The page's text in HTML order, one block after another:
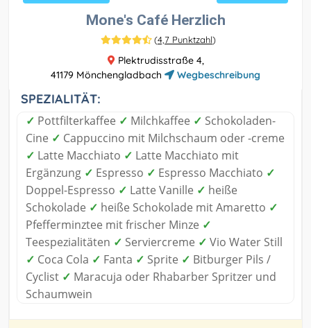
Mone's Café Herzlich
(4,7 Punktzahl)
Plektrudisstraße 4,
41179 Mönchengladbach
Wegbeschreibung
SPEZIALITÄT:
✓ Pottfilterkaffee ✓ Milchkaffee ✓ Schokoladen-
Cine ✓ Cappuccino mit Milchschaum oder -creme
✓ Latte Macchiato ✓ Latte Macchiato mit
Ergänzung ✓ Espresso ✓ Espresso Macchiato ✓
Doppel-Espresso ✓ Latte Vanille ✓ heiße
Schokolade ✓ heiße Schokolade mit Amaretto ✓
Pfefferminztee mit frischer Minze ✓
Teespezialitäten ✓ Serviercreme ✓ Vio Water Still
✓ Coca Cola ✓ Fanta ✓ Sprite ✓ Bitburger Pils /
Cyclist ✓ Maracuja oder Rhabarber Spritzer und
Schaumwein